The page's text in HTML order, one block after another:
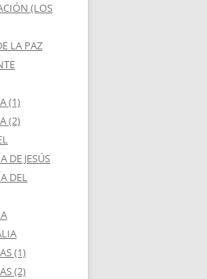
(LOS
LA PAZ
(1)
(2)
DE JESÚS
DEL
(1)
(2)